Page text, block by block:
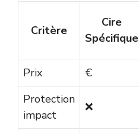
Critère
Cire
Spécifique
Prix €
Protection
impact
❌